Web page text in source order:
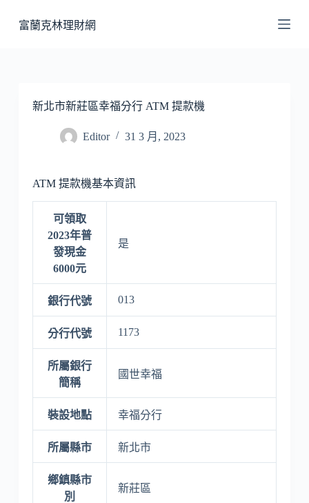
至
富蘭克林理財網
新北市新莊區幸福分行 ATM 提款機
Editor 31 3 月, 2023
ATM 提款機基本資訊
可領取
2023年普
發現金
6000元
是
銀行代號 013
分行代號 1173
所屬銀行
簡稱
國世幸福
裝設地點 幸福分行
所屬縣市 新北市
鄉鎮縣市
別
新莊區